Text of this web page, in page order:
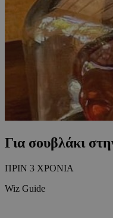
Για σουβλάκι
ΠΡΙΝ 3 ΧΡΟΝΙΑ
Wiz Guide